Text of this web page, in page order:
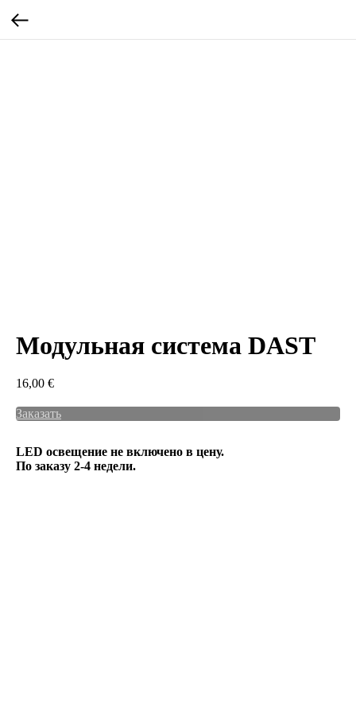
Модульная система DAST
16,00 €
Заказать
LED освещение не включено в цену.
По заказу 2-4 недели.